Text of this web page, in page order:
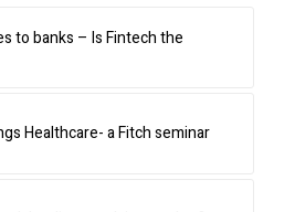
to banks – Is Fintech the
Healthcare- a Fitch seminar